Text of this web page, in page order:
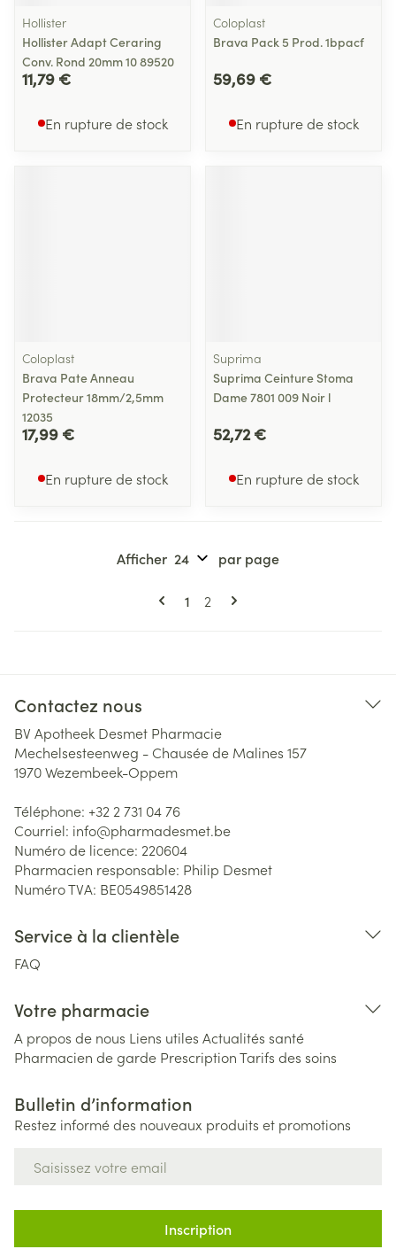
Hollister
Hollister Adapt Ceraring
Conv. Rond 20mm 10 89520
11,79 €
En rupture de stock
Coloplast
Brava Pack 5 Prod. 1bpacf
59,69 €
En rupture de stock
Coloplast
Brava Pate Anneau
Protecteur 18mm/2,5mm
12035
17,99 €
En rupture de stock
Suprima
Suprima Ceinture Stoma
Dame 7801 009 Noir l
52,72 €
En rupture de stock
Pages
Vous lisez actuellement la page
1 Page
2
Afficher par page
Contactez nous
BV Apotheek Desmet Pharmacie
Mechelsesteenweg - Chausée de Malines 157
1970Wezembeek-Oppem
Téléphone: +32 2 731 04 76
Courriel: info@pharmadesmet.be
Numéro de licence: 220604
Pharmacien responsable: Philip Desmet
Numéro TVA: BE0549851428
Service à la clientèle
FAQ
Votre pharmacie
A propos de nous Liens utiles Actualités santé
Pharmacien de garde PrescriptionTarifs des soins
Bulletin d’information
Restez informé des nouveaux produits et promotions
Inscription